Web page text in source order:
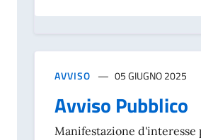
AVVISO 05 GIUGNO 2025
Avviso Pubblico
Manifestazione d'interesse